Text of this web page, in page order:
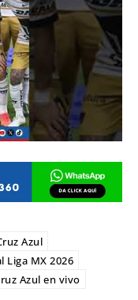
Azul
Liga MX 2026
Azul en vivo